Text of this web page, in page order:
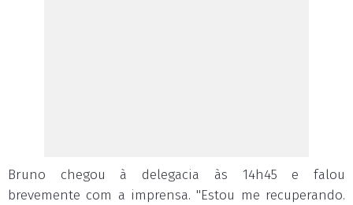
Bruno chegou à delegacia às 14h45 e falou
brevemente com a imprensa. "Estou me recuperando.